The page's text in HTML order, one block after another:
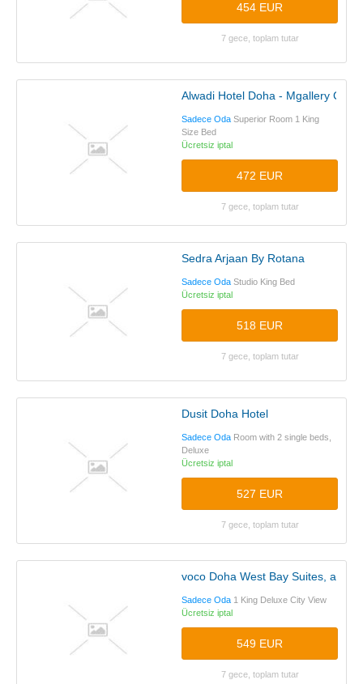
454 EUR
7 gece, toplam tutar
Alwadi Hotel Doha - Mgallery
Sadece Oda Superior Room 1 King
Size Bed
Ücretsiz iptal
472 EUR
7 gece, toplam tutar
Sedra Arjaan By Rotana
Sadece Oda Studio King Bed
Ücretsiz iptal
518 EUR
7 gece, toplam tutar
Dusit Doha Hotel
Sadece Oda Room with 2 single beds,
Deluxe
Ücretsiz iptal
527 EUR
7 gece, toplam tutar
voco Doha West Bay Suites, an
Sadece Oda 1 King Deluxe City View
Ücretsiz iptal
549 EUR
7 gece, toplam tutar